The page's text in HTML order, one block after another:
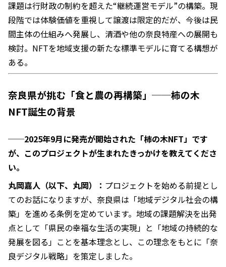
課題は行財政の制約を超えた“継続運営モデル”の構築。現
段階では体験価値を重視して譲渡は限定的だが、今後は民
間主体の仕組みへ発展し、清酒や他の奈良特産への展開も
検討。NFTを地域支援の新たな標準モデルに育てる構想が
ある。
奈良県が挑む「食と農の再構築」──柿の木
NFT誕生の背景
──2025年9月に発売が開始された「柿の木NFT」です
が、このプロジェクトが生まれたきっかけを教えてくださ
い。
丸岡嘉人（以下、丸岡）： プロジェクトを始める前提とし
てのお話になりますが、奈良県は「地域デジタル社会の構
築」を進める条例を定めています。地域の課題解決を出発
点として「県民の幸福な生活の実現」と「地域の持続的な
発展を図る」ことを基本理念とし、この理念をもとに「奈
良デジタル戦略」を策定しました。